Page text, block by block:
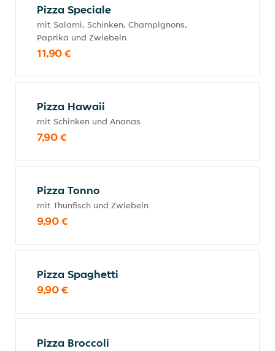
Pizza Speciale
mit Salami, Schinken, Champignons,
Paprika und Zwiebeln
11,90 €
Pizza Hawaii
mit Schinken und Ananas
7,90 €
Pizza Tonno
mit Thunfisch und Zwiebeln
9,90 €
Pizza Spaghetti
9,90 €
Pizza Broccoli